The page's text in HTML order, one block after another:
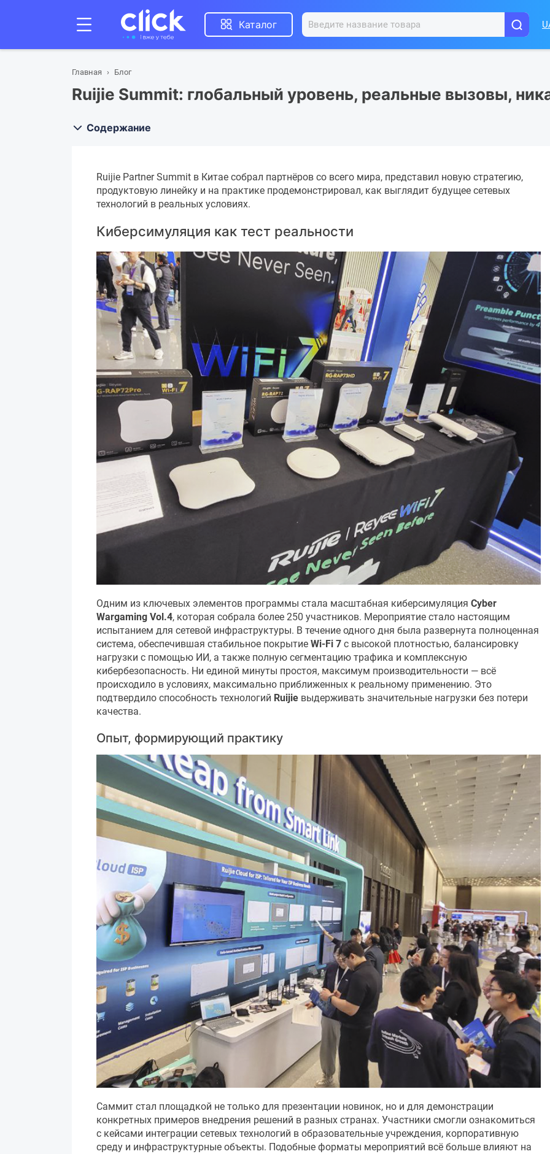
Каталог
Главная Блог
Ruijie Summit: глобальный уровень, реальные вызовы,
Содержание
Ruijie Partner Summit в Китае собрал партнёров со всего мира, представил новую стратегию,
продуктовую линейку и на практике продемонстрировал, как выглядит будущее сетевых
технологий в реальных условиях.
Киберсимуляция как тест реальности
Одним из ключевых элементов программы стала масштабная киберсимуляция Cyber
Wargaming Vol.4, которая собрала более 250 участников. Мероприятие стало настоящим
испытанием для сетевой инфраструктуры. В течение одного дня была развернута полноценная
система, обеспечившая стабильное покрытие Wi-Fi 7 с высокой плотностью, балансировку
нагрузки с помощью ИИ, а также полную сегментацию трафика и комплексную
кибербезопасность. Ни единой минуты простоя, максимум производительности — всё
происходило в условиях, максимально приближенных к реальному применению. Это
подтвердило способность технологий Ruijie выдерживать значительные нагрузки без потери
качества.
Опыт, формирующий практику
Саммит стал площадкой не только для презентации новинок, но и для демонстрации
конкретных примеров внедрения решений в разных странах. Участники смогли ознакомиться
с кейсами интеграции сетевых технологий в образовательные учреждения, корпоративную
среду и инфраструктурные объекты. Подобные форматы мероприятий всё больше влияют на